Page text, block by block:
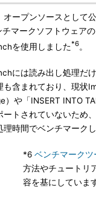
ープンソースとして
マークソフトウェア
を使用しました*6。
には読み出し処理だ
も含まれており、現状
や「INSERT INTO
ートされていないため
時間でベンチマークし
*6 ベンチマーク
方法やチュートリ
容を基にしていま